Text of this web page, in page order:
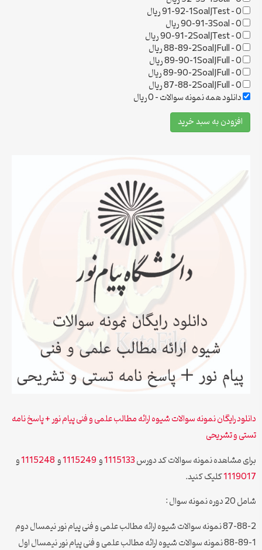
91-92-1SoalJTest–0 ریال
90-91-3Soal–0 ریال
90-91-2SoalJTest–0 ریال
88-89-2SoalJFull–0 ریال
89-90-1SoalJFull–0 ریال
89-90-2SoalJFull–0 ریال
87-88-2SoalJFull–0 ریال
دانلود همه نمونه سوالات–0 ریال
افزودن به سبد خرید
دانلود رایگان نمونه سوالات شیوه ارائه مطالب علمی و فنی پیام نور + پاسخ نامه
تستی و تشریحی
برای مشاهده نمونه سوالات کد دورس1115133و 1115249و 1115248و
1119017کلیک کنید.
شامل 20 دوره نمونه سوال :
87-88-2 نمونه سوالات شیوه ارائه مطالب علمی و فنی پیام نور نیمسال دوم
88-89-1 نمونه سوالات شیوه ارائه مطالب علمی و فنی پیام نور نیمسال اول